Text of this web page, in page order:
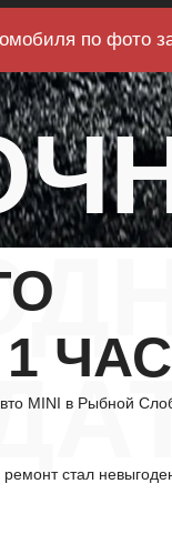
по фото
1
MINI в Рыбной
стал